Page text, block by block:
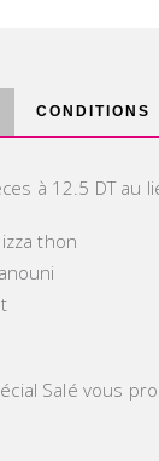
CONDITIONS
à 12.5 DT au
thon
Salé vous